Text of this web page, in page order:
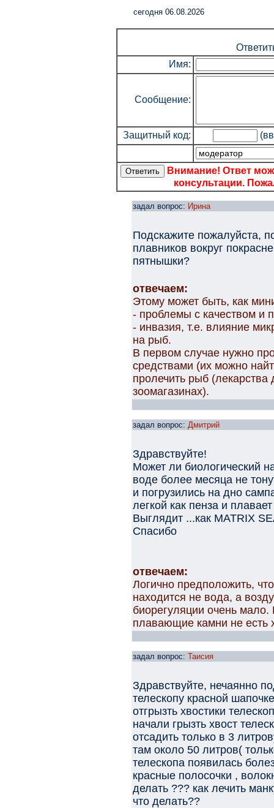
cегодня 06.08.2026
Имя:
Сообщение:
Защитный код:
Внимание! Ответ
консультации.
задал вопрос: Ирина
Подскажите пожалуйста,
плавников вокруг
пятнышки?
отвечаем:
Этому может быть, как
- проблемы с качеством и
- инвазия, т.е. влияние
на рыб.
В первом случае нужно
средствами (их можно
пролечить рыб (лекарства
зоомагазинах).
задал вопрос: Дмитрий
Здравствуйте!
Может ли биологический
воде более месяца не
и погрузились на дно
легкой как пенза и
Выглядит ...как MATRIX
Спасибо
отвечаем:
Логично предположить,
находится не вода, а
биорегуляции очень
плавающие камни не есть
задал вопрос: Таисия
Здравствуйте, нечаянно
телескопу красной
отгрызть хвостики
начали грызть хвост
отсадить только в 3
там около 50 литров(
телескопа появилась
красные полосочки ,
делать ??? как лечить
что делать??